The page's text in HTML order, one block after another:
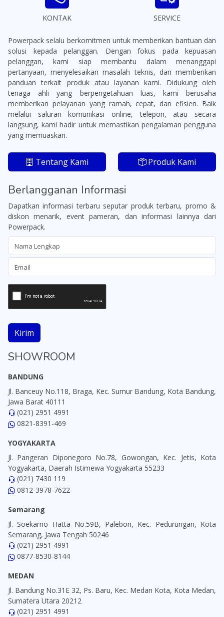
KONTAK SERVICE
Powerpack selalu berkomitmen untuk memberikan bantuan dan
solusi kepada pelanggan. Dengan fokus pada kepuasan
pelanggan, kami siap membantu dalam menanggapi
pertanyaan, menyelesaikan masalah teknis, dan memberikan
panduan terkait produk atau layanan kami. Didukung oleh
tenaga ahli yang berpengetahuan luas, kami berusaha
memberikan pelayanan yang ramah, cepat, dan efisien. Baik
melalui saluran komunikasi online, telepon, atau secara
langsung, kami hadir untuk memastikan pengalaman pengguna
yang memuaskan.
Tentang Kami Produk Kami
Berlangganan Informasi
Dapatkan informasi terbaru seputar produk terbaru, promo &
diskon menarik, event pameran, dan informasi lainnya dari
Powerpack.
Kirim
SHOWROOM
BANDUNG
Jl. Banceuy No.118, Braga, Kec. Sumur Bandung, Kota Bandung,
Jawa Barat 40111
(021) 2951 4991
0821-8391-469
YOGYAKARTA
Jl. Pangeran Diponegoro No.78, Gowongan, Kec. Jetis, Kota
Yogyakarta, Daerah Istimewa Yogyakarta 55233
(021) 7430 119
0812-3978-7622
Semarang
Jl. Soekarno Hatta No.59B, Palebon, Kec. Pedurungan, Kota
Semarang, Jawa Tengah 50246
(021) 2951 4991
0877-8530-8144
MEDAN
Jl. Bandung No.31E 32, Ps. Baru, Kec. Medan Kota, Kota Medan,
Sumatera Utara 20212
(021) 2951 4991